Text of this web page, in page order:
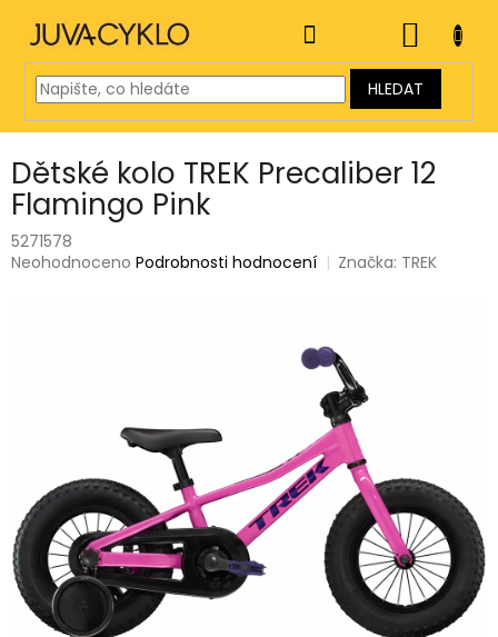
obsah
HLEDAT
KOŠÍK
Dětské kolo TREK Precaliber 12
Flamingo Pink
5271578
Průměrné
Neohodnoceno Podrobnosti hodnocení Značka: TREK